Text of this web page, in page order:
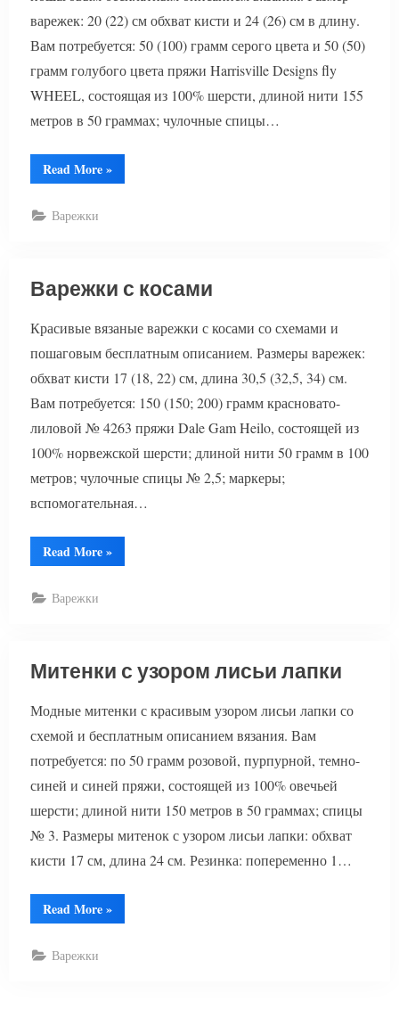
варежек: 20 (22) см обхват кисти и 24 (26) см в длину.
Вам потребуется: 50 (100) грамм серого цвета и 50 (50)
грамм голубого цвета пряжи Harrisville Designs fly
WHEEL, состоящая из 100% шерсти, длиной нити 155
метров в 50 граммах; чулочные спицы…
Read More“Варежки
описание”
»
Варежки
Варежки с косами
Красивые вязаные варежки с косами со схемами и
пошаговым бесплатным описанием. Размеры варежек:
обхват кисти 17 (18, 22) см, длина 30,5 (32,5, 34) см.
Вам потребуется: 150 (150; 200) грамм красновато-
лиловой № 4263 пряжи Dale Gam Heilo, состоящей из
100% норвежской шерсти; длиной нити 50 грамм в 100
метров; чулочные спицы № 2,5; маркеры;
вспомогательная…
Read More“Варежки
с
»
Варежки
Митенки с узором лисьи лапки
Модные митенки с красивым узором лисьи лапки со
схемой и бесплатным описанием вязания. Вам
потребуется: по 50 грамм розовой, пурпурной, темно-
синей и синей пряжи, состоящей из 100% овечьей
шерсти; длиной нити 150 метров в 50 граммах; спицы
№ 3. Размеры митенок с узором лисьи лапки: обхват
кисти 17 см, длина 24 см. Резинка: попеременно 1…
Read More“Митенки
с
»
Варежки